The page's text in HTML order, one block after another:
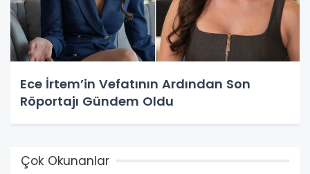
Ece İrtem’in Vefatının Ardından Son
Röportajı Gündem Oldu
Çok Okunanlar